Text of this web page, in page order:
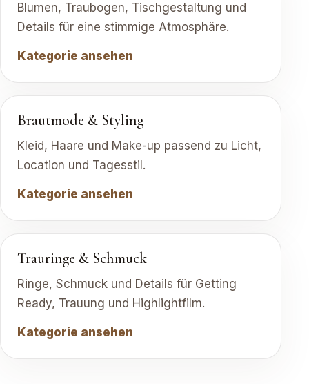
Blumen, Traubogen, Tischgestaltung und
Details für eine stimmige Atmosphäre.
Kategorie ansehen
Brautmode & Styling
Kleid, Haare und Make-up passend zu Licht,
Location und Tagesstil.
Kategorie ansehen
Trauringe & Schmuck
Ringe, Schmuck und Details für Getting
Ready, Trauung und Highlightfilm.
Kategorie ansehen